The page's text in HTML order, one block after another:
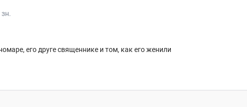
зн.
его друге священнике и том, как его женили